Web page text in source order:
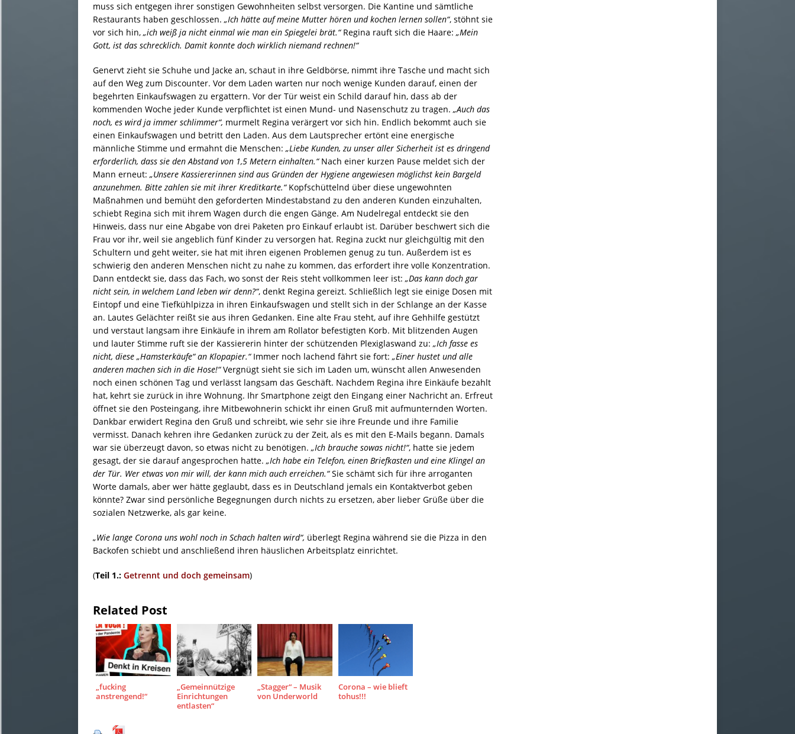
muss sich entgegen ihrer sonstigen Gewohnheiten selbst versorgen. Die Kantine und sämtliche
Restaurants haben geschlossen. „Ich hätte auf meine Mutter hören und kochen lernen sollen“, stöhnt sie
vor sich hin, „ich weiß ja nicht einmal wie man ein Spiegelei brät.“Regina rauft sich die Haare: „Mein
Gott, ist das schrecklich. Damit konnte doch wirklich niemand rechnen!“
Genervt zieht sie Schuhe und Jacke an, schaut in ihre Geldbörse, nimmt ihre Tasche und macht sich
auf den Weg zum Discounter. Vor dem Laden warten nur noch wenige Kunden darauf, einen der
begehrten Einkaufswagen zu ergattern. Vor der Tür weist ein Schild darauf hin, dass ab der
kommenden Woche jeder Kunde verpflichtet ist einen Mund- und Nasenschutz zu tragen. „Auch das
noch, es wird ja immer schlimmer“, murmelt Regina verärgert vor sich hin. Endlich bekommt auch sie
einen Einkaufswagen und betritt den Laden. Aus dem Lautsprecher ertönt eine energische
männliche Stimme und ermahnt die Menschen: „Liebe Kunden, zu unser aller Sicherheit ist es dringend
erforderlich, dass sie den Abstand von 1,5 Metern einhalten.“Nach einer kurzen Pause meldet sich der
Mann erneut: „Unsere Kassiererinnen sind aus Gründen der Hygiene angewiesen möglichst kein Bargeld
anzunehmen. Bitte zahlen sie mit ihrer Kreditkarte.“Kopfschüttelnd über diese ungewohnten
Maßnahmen und bemüht den geforderten Mindestabstand zu den anderen Kunden einzuhalten,
schiebt Regina sich mit ihrem Wagen durch die engen Gänge. Am Nudelregal entdeckt sie den
Hinweis, dass nur eine Abgabe von drei Paketen pro Einkauf erlaubt ist. Darüber beschwert sich die
Frau vor ihr, weil sie angeblich fünf Kinder zu versorgen hat. Regina zuckt nur gleichgültig mit den
Schultern und geht weiter, sie hat mit ihren eigenen Problemen genug zu tun. Außerdem ist es
schwierig den anderen Menschen nicht zu nahe zu kommen, das erfordert ihre volle Konzentration.
Dann entdeckt sie, dass das Fach, wo sonst der Reis steht vollkommen leer ist: „Das kann doch gar
nicht sein, in welchem Land leben wir denn?“, denkt Regina gereizt. Schließlich legt sie einige Dosen mit
Eintopf und eine Tiefkühlpizza in ihren Einkaufswagen und stellt sich in der Schlange an der Kasse
an. Lautes Gelächter reißt sie aus ihren Gedanken. Eine alte Frau steht, auf ihre Gehhilfe gestützt
und verstaut langsam ihre Einkäufe in ihrem am Rollator befestigten Korb. Mit blitzenden Augen
und lauter Stimme ruft sie der Kassiererin hinter der schützenden Plexiglaswand zu: „Ich fasse es
nicht, diese „Hamsterkäufe“ an Klopapier.“Immer noch lachend fährt sie fort: „Einer hustet und alle
anderen machen sich in die Hose!“Vergnügt sieht sie sich im Laden um, wünscht allen Anwesenden
noch einen schönen Tag und verlässt langsam das Geschäft. Nachdem Regina ihre Einkäufe bezahlt
hat, kehrt sie zurück in ihre Wohnung. Ihr Smartphone zeigt den Eingang einer Nachricht an. Erfreut
öffnet sie den Posteingang, ihre Mitbewohnerin schickt ihr einen Gruß mit aufmunternden Worten.
Dankbar erwidert Regina den Gruß und schreibt, wie sehr sie ihre Freunde und ihre Familie
vermisst. Danach kehren ihre Gedanken zurück zu der Zeit, als es mit den E-Mails begann. Damals
war sie überzeugt davon, so etwas nicht zu benötigen. „Ich brauche sowas nicht!“, hatte sie jedem
gesagt, der sie darauf angesprochen hatte. „Ich habe ein Telefon, einen Briefkasten und eine Klingel an
der Tür. Wer etwas von mir will, der kann mich auch erreichen.“Sie schämt sich für ihre arroganten
Worte damals, aber wer hätte geglaubt, dass es in Deutschland jemals ein Kontaktverbot geben
könnte? Zwar sind persönliche Begegnungen durch nichts zu ersetzen, aber lieber Grüße über die
sozialen Netzwerke, als gar keine.
„Wie lange Corona uns wohl noch in Schach halten wird“, überlegt Regina während sie die Pizza in den
Backofen schiebt und anschließend ihren häuslichen Arbeitsplatz einrichtet.
(Teil 1.: Getrennt und doch gemeinsam)
Related Post
„fucking
anstrengend!“
„Gemeinnützige
Einrichtungen
entlasten“
„Stagger“ – Musik
von Underworld
Corona – wie blieft
tohus!!!